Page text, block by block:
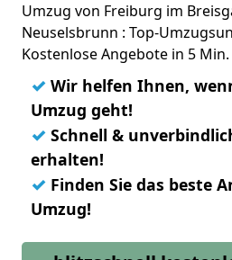
Umzug von Freiburg im
Neuselsbrunn : Top-
Kostenlose Angebote in 5
✓ Wir helfen Ihnen,
Umzug geht!
✓ Schnell &
erhalten!
✓ Finden Sie das beste
Umzug!